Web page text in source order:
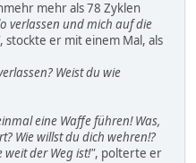
mehr als 78 Zyklen
verlassen und mich auf die
, stockte er mit einem Mal, als
Weist du wie
eine Waffe führen! Was,
Wie willst du dich wehren!?
der Weg ist!", polterte er